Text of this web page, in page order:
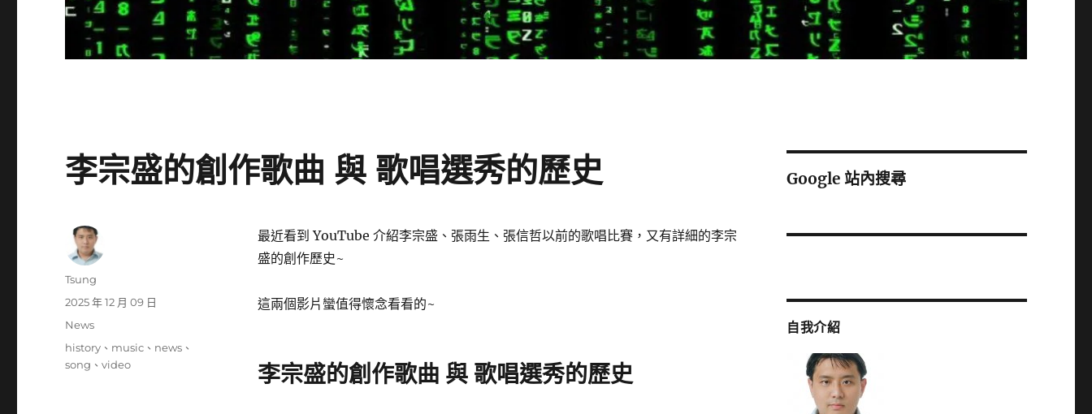
李宗盛的創作歌曲 與 歌唱選秀的歷史
最近看到 YouTube 介紹李宗盛、張雨生、張信哲以前的歌唱比賽，又有詳細的李宗
盛的創作歷史~
這兩個影片蠻值得懷念看看的~
李宗盛的創作歌曲 與 歌唱選秀的歷史
作
Tsung
發
期:
2025 年 12 月 09 日
分
類
News
標
籤
history 、 music 、 news 、
song 、video
Google 站內搜尋
自我介紹